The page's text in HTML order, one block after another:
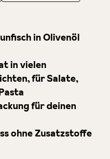
in Olivenöl
in vielen
für Salate,
für deinen
ohne Zusatzstoffe